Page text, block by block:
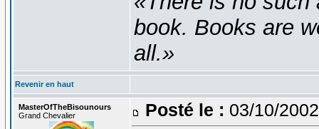
book. Books are
all.»
Revenir en haut
MasterOfTheBisounours
Grand Chevalier
Posté le : 03/10/